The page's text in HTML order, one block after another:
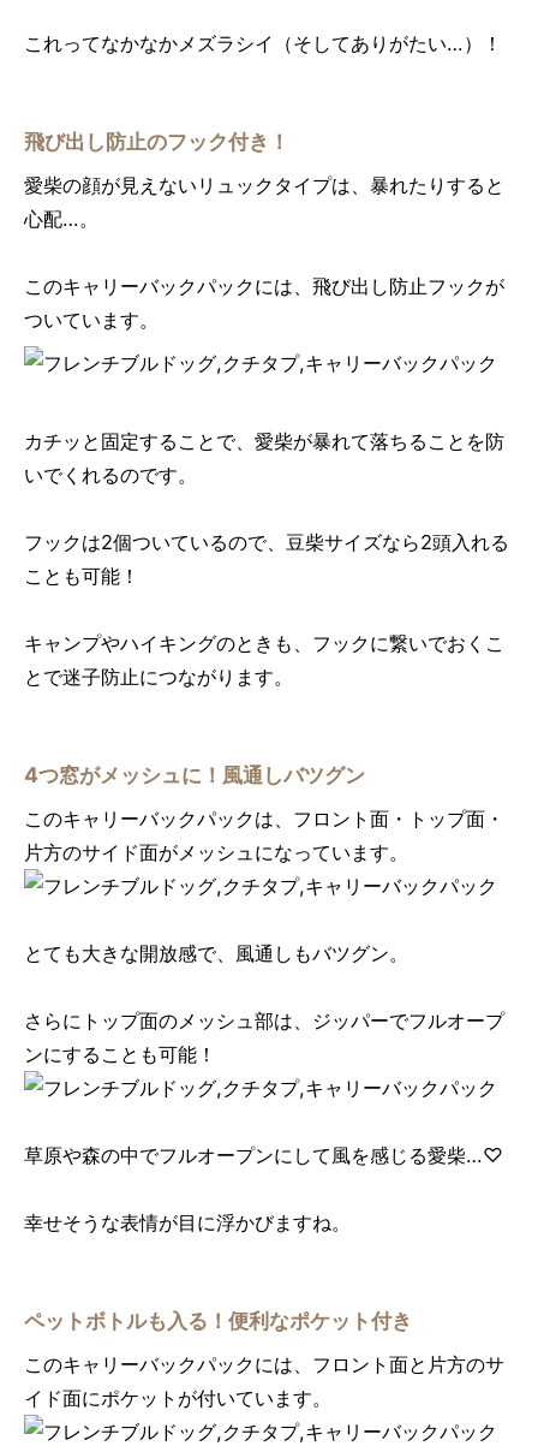
これってなかなかメズラシイ（そしてありがたい…）！
飛び出し防止のフック付き！
愛柴の顔が見えないリュックタイプは、暴れたりすると
心配…。
このキャリーバックパックには、飛び出し防止フックが
ついています。
カチッと固定することで、愛柴が暴れて落ちることを防
いでくれるのです。
フックは2個ついているので、豆柴サイズなら2頭入れる
ことも可能！
キャンプやハイキングのときも、フックに繋いでおくこ
とで迷子防止につながります。
4つ窓がメッシュに！風通しバツグン
このキャリーバックパックは、フロント面・トップ面・
片方のサイド面がメッシュになっています。
とても大きな開放感で、風通しもバツグン。
さらにトップ面のメッシュ部は、ジッパーでフルオープ
ンにすることも可能！
草原や森の中でフルオープンにして風を感じる愛柴…♡
幸せそうな表情が目に浮かびますね。
ペットボトルも入る！便利なポケット付き
このキャリーバックパックには、フロント面と片方のサ
イド面にポケットが付いています。